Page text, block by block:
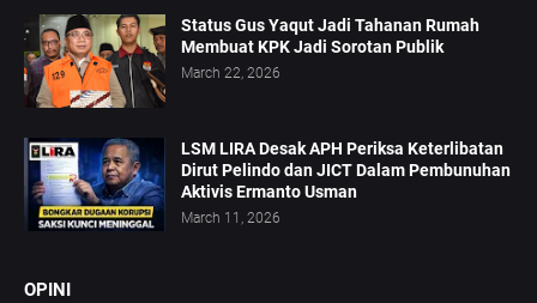
Status Gus Yaqut Jadi Tahanan Rumah
Membuat KPK Jadi Sorotan Publik
March 22, 2026
LSM LIRA Desak APH Periksa Keterlibatan
Dirut Pelindo dan JICT Dalam Pembunuhan
Aktivis Ermanto Usman
March 11, 2026
OPINI